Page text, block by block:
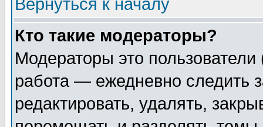
Вернуться к началу
Кто такие модераторы?
Модераторы это
работа — ежедневно следить
редактировать, удалять,